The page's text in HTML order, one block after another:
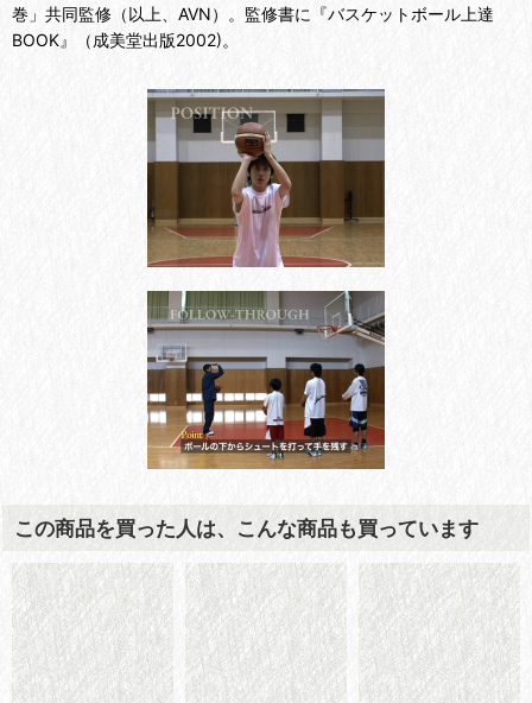
巻」共同監修（以上、AVN）。監修書に『バスケットボール上達
BOOK』（成美堂出版2002)。
この商品を買った人は、こんな商品も買っています